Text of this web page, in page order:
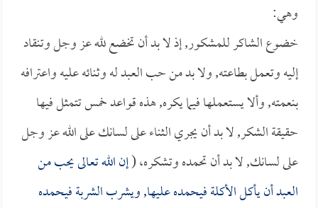
وهي:
خضوع الشاكر للمشكور, إذ لا بد أن تخضع لله عز وجل وتنقاد
إليه وتعمل بطاعته, ولا بد من حب العبد له وثنائه عليه واعترافه
بنعمته, وألا يستعملها فيما يكره, هذه قواعد خمس تتمثل فيها
حقيقة الشكر, لا بد أن يجري الثناء على لسانك على الله عز وجل
على لسانك, لا بد أن تحمده وتشكره، (إن الله تعالى يحب من
العبد أن يأكل الأكلة فيحمده عليها, ويشرب الشربة فيحمده